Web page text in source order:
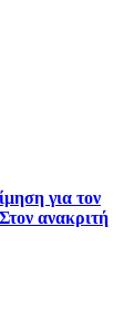
για τον
ανακριτή